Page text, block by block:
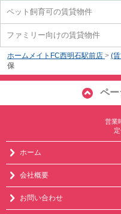
ペット飼育可の賃貸物件
ファミリー向けの賃貸物件
ホームメイトFC西明石駅前店 > (
保
ペー
営業
ホーム
会社概要
お問い合わせ